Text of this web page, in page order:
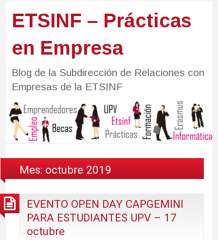
ETSINF – Prácticas
en Empresa
Blog de la Subdirección de Relaciones con
Empresas de la ETSINF
Mes: octubre 2019
EVENTO OPEN DAY CAPGEMINI
PARA ESTUDIANTES UPV – 17
octubre